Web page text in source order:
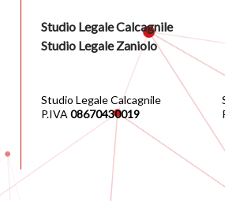
Studio Legale Calcagnile
Studio Legale Zaniolo
Studio Legale Calcagnile
P.IVA 08670430019